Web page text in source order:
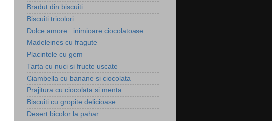
Bradut din biscuiti
Biscuiti tricolori
Dolce amore...inimioare ciocolatoase
Madeleines cu fragute
Placintele cu gem
Tarta cu nuci si fructe uscate
Ciambella cu banane si ciocolata
Prajitura cu ciocolata si menta
Biscuiti cu gropite delicioase
Desert bicolor la pahar